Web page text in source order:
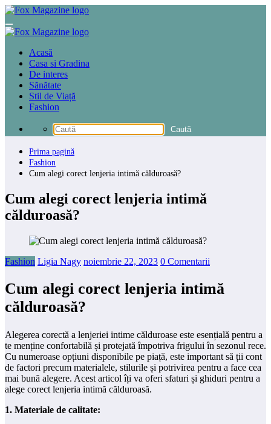
Sari
conținut
Acasă
Casa si Gradina
De interes
Sănătate
Stil de Viață
Fashion
Prima pagină
Fashion
Cum alegi corect lenjeria intimă călduroasă?
Cum alegi corect lenjeria intimă
călduroasă?
Fashion Ligia Nagy noiembrie 22, 2023 0 Comentarii
Cum alegi corect lenjeria intimă
călduroasă?
Alegerea corectă a lenjeriei intime călduroase este esențială pentru a
te menține confortabilă și protejată împotriva frigului în sezonul rece.
Cu numeroase opțiuni disponibile pe piață, este important să ții cont
de factori precum materialele, stilurile și potrivirea pentru a face cea
mai bună alegere. Acest articol îți va oferi sfaturi și ghiduri pentru a
alege corect lenjeria intimă călduroasă.
1. Materiale de calitate: